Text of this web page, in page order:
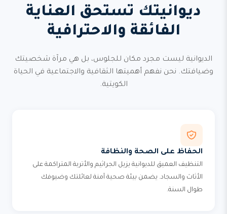
ديوانيتك تستحق العناية
الفائقة والاحترافية
الديوانية ليست مجرد مكان للجلوس، بل هي مرآة شخصيتك
وضيافتك. نحن نفهم أهميتها الثقافية والاجتماعية في الحياة
الكويتية.
الحفاظ على الصحة والنظافة
التنظيف العميق للديوانية يزيل الجراثيم والأتربة المتراكمة على
الأثاث والسجاد. يضمن بيئة صحية آمنة لعائلتك وضيوفك
طوال السنة.